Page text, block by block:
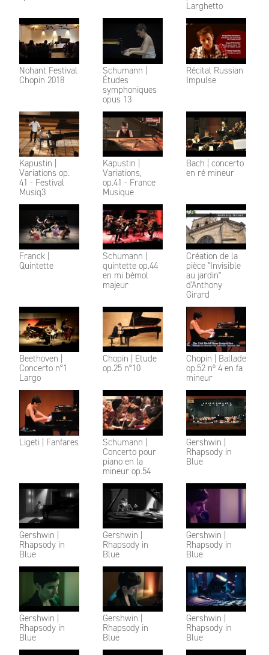
Larghetto
Nohant Festival
Chopin 2018
Schumann |
Études
symphoniques
opus 13
Récital Russian
Impulse
Kapustin |
Variations op.
41 - Festival
Musiq3
Kapustin |
Variations,
op.41 - France
Musique
Bach | concerto
en ré mineur
Franck |
Quintette
Schumann |
quintette op.44
en mi bémol
majeur
Création de la
pièce "Invisible
au jardin"
d'Anthony
Girard
Beethoven |
Concerto n°1
Largo
Chopin | Etude
op.25 n°10
Chopin | Ballade
op.52 nº 4 en fa
mineur
Ligeti | Fanfares
Schumann |
Concerto pour
piano en la
mineur op.54
Gershwin |
Rhapsody in
Blue
Gershwin |
Rhapsody in
Blue
Gershwin |
Rhapsody in
Blue
Gershwin |
Rhapsody in
Blue
Gershwin |
Rhapsody in
Blue
Gershwin |
Rhapsody in
Blue
Gershwin |
Rhapsody in
Blue